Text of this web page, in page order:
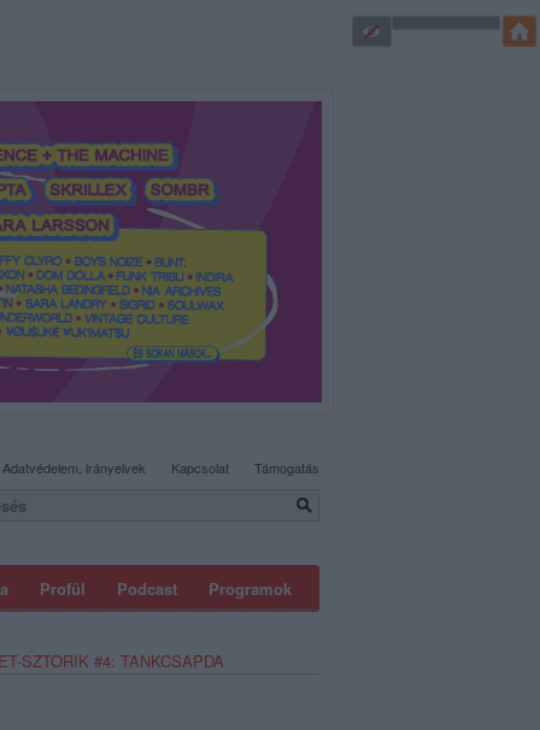
Profül Podcast Programok
Adatvédelem, irányelvek Kapcsolat Támogatás
SZTORIK #4: TANKCSAPDA
SÜTI BEÁLLÍTÁSOK MÓDOSÍTÁSA